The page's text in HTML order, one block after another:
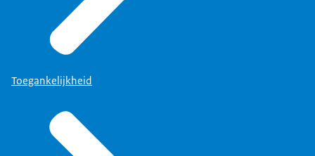
Toegankelijkheid